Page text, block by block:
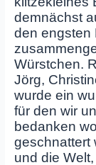
demnächst
den engsten
Würstchen.
Jörg,
wurde ein
für den wir
bedanken
geschnattert
und die